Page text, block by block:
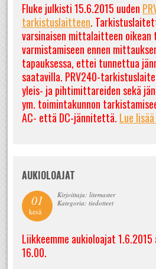
Fluke julkisti 15.6.2015 uuden
tarkistuslaitteen.
varsinaisen mittalaitteen oikean
varmistamiseen ennen
tapauksessa, ettei tunnettua
saatavilla. PRV240-
yleis- ja pihtimittareiden sekä
ym. toimintakunnon
AC- että DC-jännitettä. Lue
AUKIOLOAJAT
01
kesä
Kirjoittaja: litemaster
Kategoria: tiedotteet
Liikkeemme aukioloajat
16.00.